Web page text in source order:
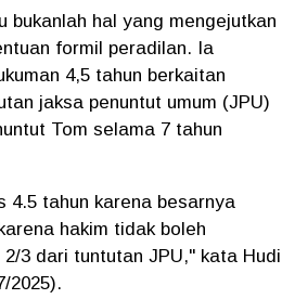
bukanlah hal yang mengejutkan
formil peradilan. Ia
4,5 tahun berkaitan
jaksa penuntut umum (JPU)
Tom selama 7 tahun
4.5 tahun karena besarnya
hakim tidak boleh
3 dari tuntutan JPU," kata Hudi
2025).